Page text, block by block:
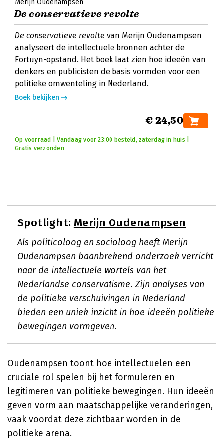
Merijn Oudenampsen
De conservatieve revolte
De conservatieve revolte van Merijn Oudenampsen
analyseert de intellectuele bronnen achter de
Fortuyn-opstand. Het boek laat zien hoe ideeën van
denkers en publicisten de basis vormden voor een
politieke omwenteling in Nederland.
Boek bekijken
€ 24,50
Op voorraad | Vandaag voor 23:00 besteld, zaterdag in huis |
Gratis verzonden
Spotlight: Merijn Oudenampsen
Als politicoloog en socioloog heeft Merijn
Oudenampsen baanbrekend onderzoek verricht
naar de intellectuele wortels van het
Nederlandse conservatisme. Zijn analyses van
de politieke verschuivingen in Nederland
bieden een uniek inzicht in hoe ideeën politieke
bewegingen vormgeven.
Oudenampsen toont hoe intellectuelen een
cruciale rol spelen bij het formuleren en
legitimeren van politieke bewegingen. Hun ideeën
geven vorm aan maatschappelijke veranderingen,
vaak voordat deze zichtbaar worden in de
politieke arena.